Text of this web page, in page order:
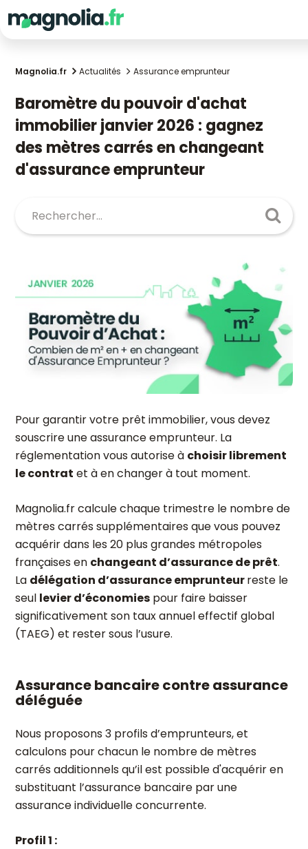
Magnolia.fr Actualités Assurance emprunteur
Baromètre du pouvoir d'achat
immobilier janvier 2026 : gagnez
des mètres carrés en changeant
d'assurance emprunteur
Pour garantir votre prêt immobilier, vous devez
souscrire une assurance emprunteur. La
réglementation vous autorise à choisir librement
le contrat et à en changer à tout moment.
Magnolia.fr calcule chaque trimestre le nombre de
mètres carrés supplémentaires que vous pouvez
acquérir dans les 20 plus grandes métropoles
françaises en changeant d’assurance de prêt.
La délégation d’assurance emprunteurreste le
seul levier d’économies pour faire baisser
significativement son taux annuel effectif global
(TAEG) et rester sous l’usure.
Assurance bancaire contre assurance
déléguée
Nous proposons 3 profils d’emprunteurs, et
calculons pour chacun le nombre de mètres
carrés additionnels qu’il est possible d'acquérir en
substituant l’assurance bancaire par une
assurance individuelle concurrente.
Profil 1 :